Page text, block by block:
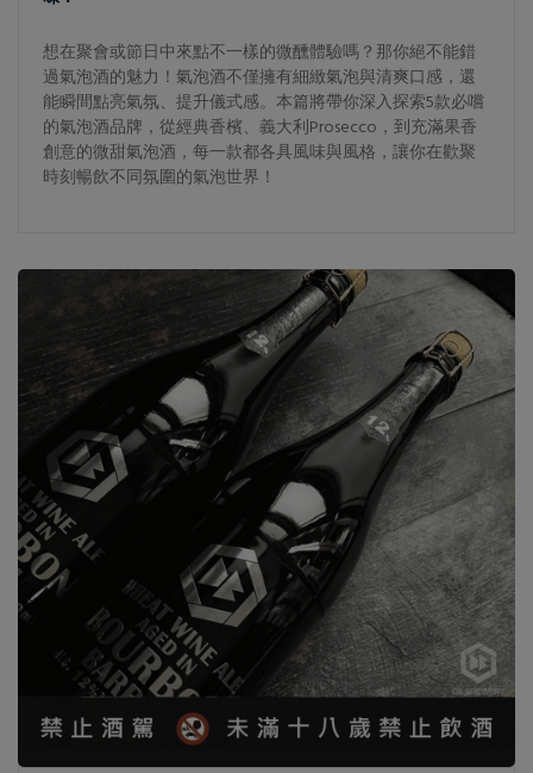
想在聚會或節日中來點不一樣的微醺體驗嗎？那你絕不能錯
過氣泡酒的魅力！氣泡酒不僅擁有細緻氣泡與清爽口感，還
能瞬間點亮氣氛、提升儀式感。本篇將帶你深入探索5款必嚐
的氣泡酒品牌，從經典香檳、義大利Prosecco，到充滿果香
創意的微甜氣泡酒，每一款都各具風味與風格，讓你在歡聚
時刻暢飲不同氛圍的氣泡世界！